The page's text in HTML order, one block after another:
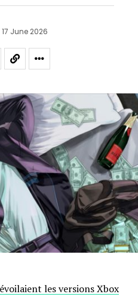
17 June 2026
les versions Xbox